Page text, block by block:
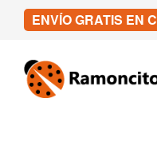
ENVÍO GRATIS EN